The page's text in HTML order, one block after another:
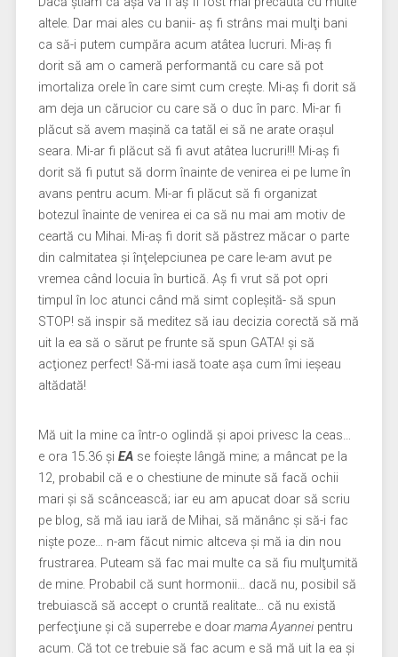
altele. Dar mai ales cu banii- aş fi strâns mai mulţi bani
ca să-i putem cumpăra acum atâtea lucruri. Mi-aş fi
dorit să am o cameră performantă cu care să pot
imortaliza orele în care simt cum creşte. Mi-aş fi dorit să
am deja un cărucior cu care să o duc în parc. Mi-ar fi
plăcut să avem maşină ca tatăl ei să ne arate oraşul
seara. Mi-ar fi plăcut să fi avut atâtea lucruri!!! Mi-aş fi
dorit să fi putut să dorm înainte de venirea ei pe lume în
avans pentru acum. Mi-ar fi plăcut să fi organizat
botezul înainte de venirea ei ca să nu mai am motiv de
ceartă cu Mihai. Mi-aş fi dorit să păstrez măcar o parte
din calmitatea şi înţelepciunea pe care le-am avut pe
vremea când locuia în burtică. Aş fi vrut să pot opri
timpul în loc atunci când mă simt copleşită- să spun
STOP! să inspir să meditez să iau decizia corectă să mă
uit la ea să o sărut pe frunte să spun GATA! şi să
acţionez perfect! Să-mi iasă toate aşa cum îmi ieşeau
altădată!
Mă uit la mine ca într-o oglindă şi apoi privesc la ceas…
e ora 15.36 şi EAse foieşte lângă mine; a mâncat pe la
12, probabil că e o chestiune de minute să facă ochii
mari şi să scâncească; iar eu am apucat doar să scriu
pe blog, să mă iau iară de Mihai, să mănânc şi să-i fac
nişte poze… n-am făcut nimic altceva şi mă ia din nou
frustrarea. Puteam să fac mai multe ca să fiu mulţumită
de mine. Probabil că sunt hormonii… dacă nu, posibil să
trebuiască să accept o cruntă realitate… că nu există
perfecţiune şi că superrebe e doarmama Ayanneipentru
acum. Că tot ce trebuie să fac acum e să mă uit la ea şi